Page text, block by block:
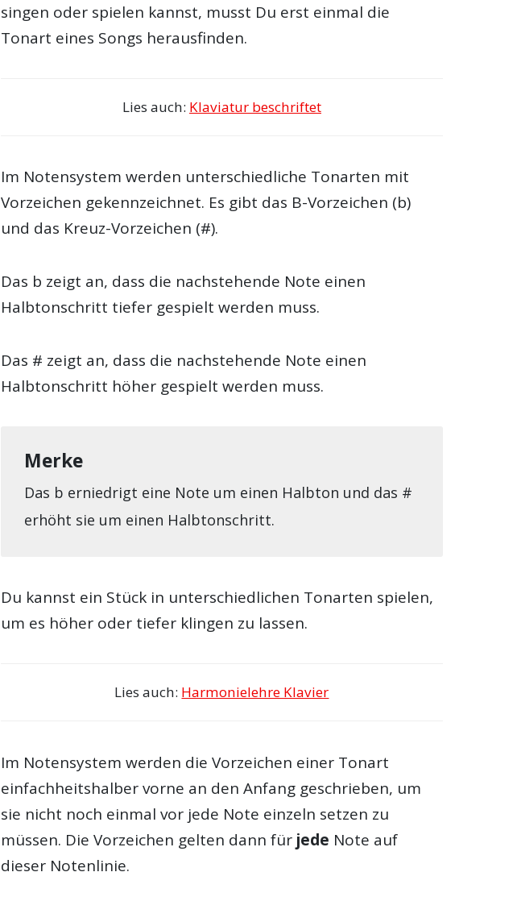
singen oder spielen kannst, musst Du erst einmal die
Tonart eines Songs herausfinden.
Lies auch: Klaviatur beschriftet
Im Notensystem werden unterschiedliche Tonarten mit
Vorzeichen gekennzeichnet. Es gibt das B-Vorzeichen (b)
und das Kreuz-Vorzeichen (#).
Das b zeigt an, dass die nachstehende Note einen
Halbtonschritt tiefer gespielt werden muss.
Das # zeigt an, dass die nachstehende Note einen
Halbtonschritt höher gespielt werden muss.
Merke
Das b erniedrigt eine Note um einen Halbton und das #
erhöht sie um einen Halbtonschritt.
Du kannst ein Stück in unterschiedlichen Tonarten spielen,
um es höher oder tiefer klingen zu lassen.
Lies auch: Harmonielehre Klavier
Im Notensystem werden die Vorzeichen einer Tonart
einfachheitshalber vorne an den Anfang geschrieben, um
sie nicht noch einmal vor jede Note einzeln setzen zu
müssen. Die Vorzeichen gelten dann für jede Note auf
dieser Notenlinie.